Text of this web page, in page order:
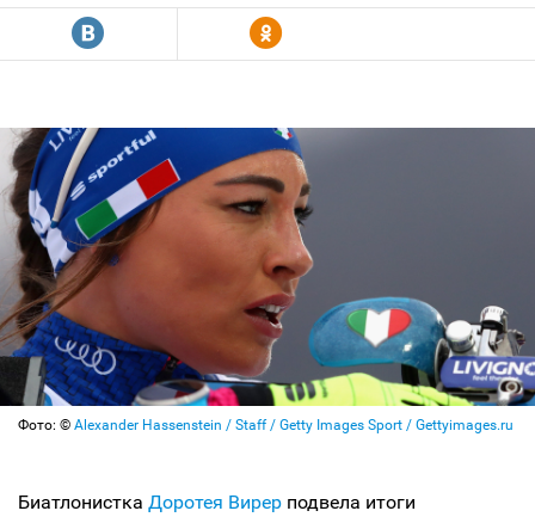
R Y
Фото: © Alexander Hassenstein / Staff / Getty Images Sport / Gettyimages.ru
Биатлонистка Доротея Вирер подвела итоги